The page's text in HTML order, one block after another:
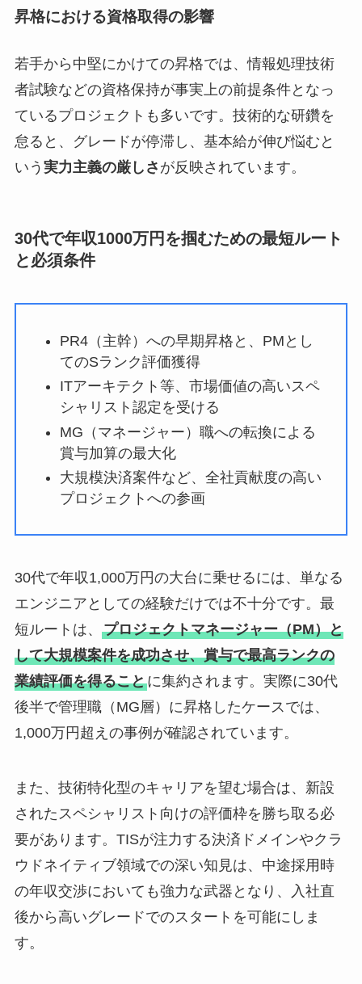
昇格における資格取得の影響
若手から中堅にかけての昇格では、情報処理技術
者試験などの資格保持が事実上の前提条件となっ
ているプロジェクトも多いです。技術的な研鑽を
怠ると、グレードが停滞し、基本給が伸び悩むと
いう 実力主義の厳しさ が反映されています。
30代で年収1000万円を掴むための最短ルート
と必須条件
PR4（主幹）への早期昇格と、PMとし
てのSランク評価獲得
ITアーキテクト等、市場価値の高いスペ
シャリスト認定を受ける
MG（マネージャー）職への転換による
賞与加算の最大化
大規模決済案件など、全社貢献度の高い
プロジェクトへの参画
30代で年収1,000万円の大台に乗せるには、単なる
エンジニアとしての経験だけでは不十分です。最
短ルートは、 プロジェクトマネージャー（PM）と
して大規模案件を成功させ、賞与で最高ランクの
業績評価を得ることに集約されます。実際に30代
後半で管理職（MG層）に昇格したケースでは、
1,000万円超えの事例が確認されています。
また、技術特化型のキャリアを望む場合は、新設
されたスペシャリスト向けの評価枠を勝ち取る必
要があります。TISが注力する決済ドメインやクラ
ウドネイティブ領域での深い知見は、中途採用時
の年収交渉においても強力な武器となり、入社直
後から高いグレードでのスタートを可能にしま
す。